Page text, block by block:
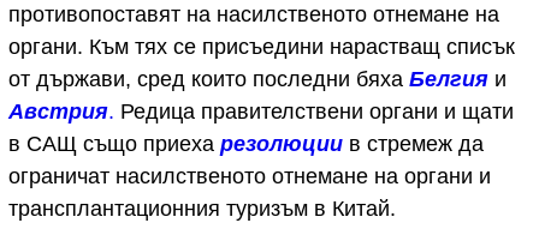
противопоставят на насилственото отнемане на
органи. Към тях се присъедини нарастващ списък
от държави, сред които последни бяха Белгия и
Австрия. Редица правителствени органи и щати
в САЩ също приеха резолюции в стремеж да
ограничат насилственото отнемане на органи и
трансплантационния туризъм в Китай.